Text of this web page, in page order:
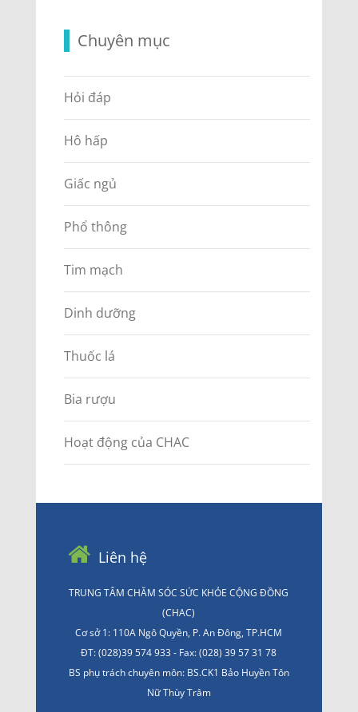
Chuyên mục
Hỏi đáp
Hô hấp
Giấc ngủ
Phổ thông
Tim mạch
Dinh dưỡng
Thuốc lá
Bia rượu
Hoạt động của CHAC
Liên hệ
TRUNG TÂM CHĂM SÓC SỨC KHỎE CỘNG ĐỒNG
(CHAC)
Cơ sở 1: 110A Ngô Quyền, P. An Đông, TP.HCM
ĐT: (028)39 574 933 - Fax: (028) 39 57 31 78
BS phụ trách chuyên môn: BS.CK1 Bảo Huyền Tôn
Nữ Thùy Trâm